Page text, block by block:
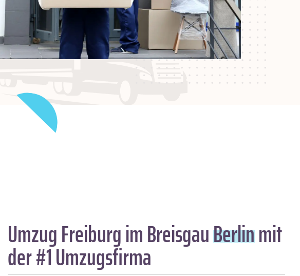
Umzug Freiburg im BreisgauBerlinmit
der #1 Umzugsfirma